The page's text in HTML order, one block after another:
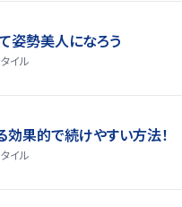
姿勢美人になろう
イル
効果的で続けやすい方法！
イル